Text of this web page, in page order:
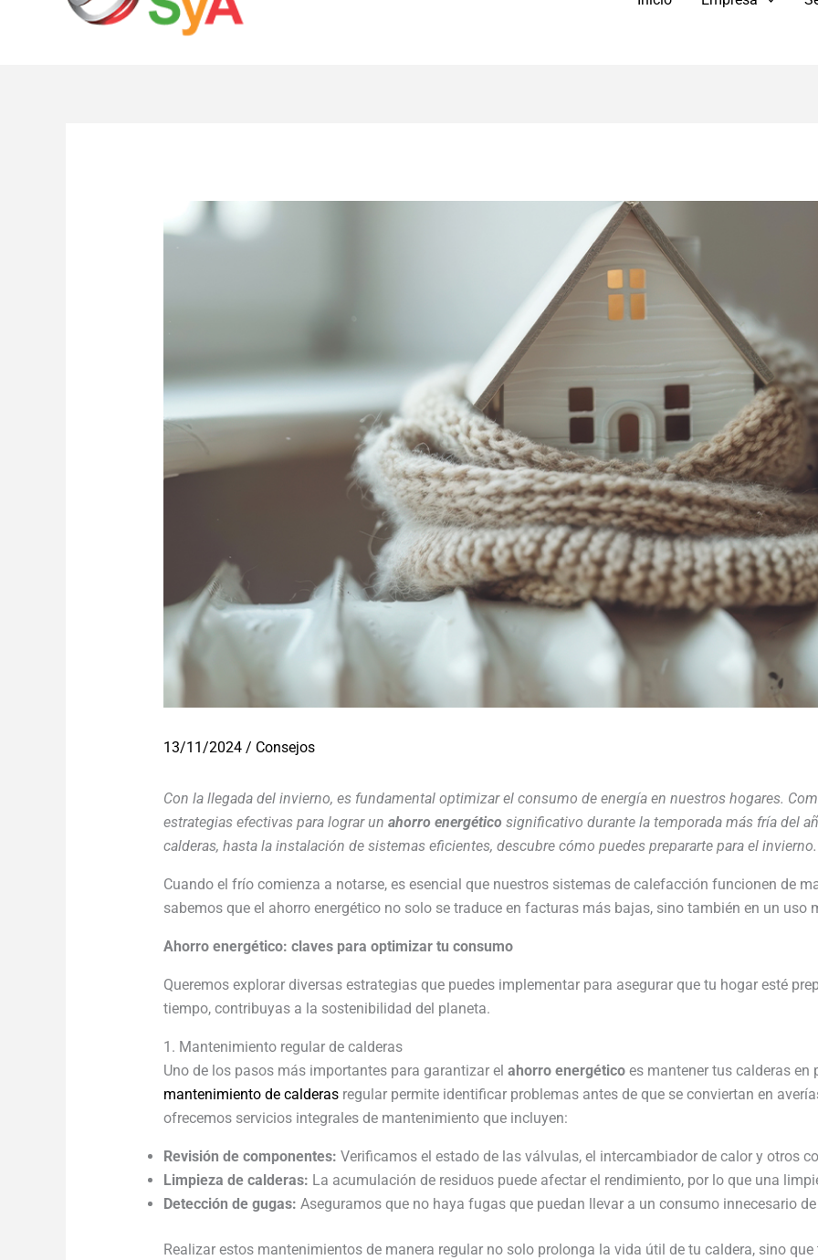
13/11/2024 / Consejos
Con la llegada del invierno, es fundamental optimizar el consumo de energía en nuestros hogares.
estrategias efectivas para lograr un ahorro energético significativo durante la temporada más fría del
calderas, hasta la instalación de sistemas eficientes, descubre cómo puedes prepararte para el invierno.
Cuando el frío comienza a notarse, es esencial que nuestros sistemas de calefacción funcionen de
sabemos que el ahorro energético no solo se traduce en facturas más bajas, sino también en un uso
Ahorro energético: claves para optimizar tu consumo
Queremos explorar diversas estrategias que puedes implementar para asegurar que tu hogar esté
tiempo, contribuyas a la sostenibilidad del planeta.
1. Mantenimiento regular de calderas
Uno de los pasos más importantes para garantizar el ahorro energéticoes mantener tus calderas en
mantenimiento de calderasregular permite identificar problemas antes de que se conviertan en
ofrecemos servicios integrales de mantenimiento que incluyen:
Revisión de componentes: Verificamos el estado de las válvulas, el intercambiador de calor y otros
Limpieza de calderas: La acumulación de residuos puede afectar el rendimiento, por lo que una
Detección de gugas: Aseguramos que no haya fugas que puedan llevar a un consumo innecesario
Realizar estos mantenimientos de manera regular no solo prolonga la vida útil de tu caldera, sino